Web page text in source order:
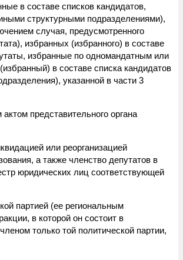
в составе списков кандидатов,
структурными подразделениями),
случая, предусмотренного
избранных (избранного) в составе
избранные по одномандатным или
в составе списка кандидатов
указанной в части 3
представительного органа
или реорганизацией
а также членство депутатов в
юридических лиц соответствующей
партией (ее региональным
в которой он состоит в
только той политической партии,